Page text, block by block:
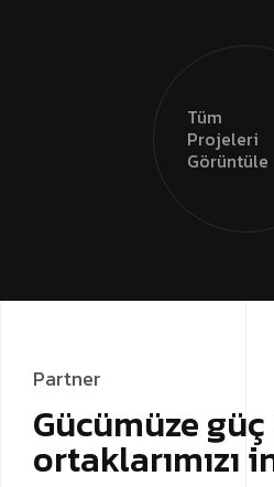
Tüm
Projeleri
Görüntüle
Partner
Gücümüze
ortaklarımızı